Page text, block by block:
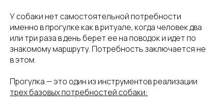
У собаки нет самостоятельной потребности
именно в прогулке как в ритуале, когда человек два
или три раза в день берет ее на поводок и идет по
знакомому маршруту. Потребность заключается не
в этом.
Прогулка — это один из инструментов реализации
трех базовых потребностей собаки: